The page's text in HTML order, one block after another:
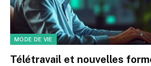
MODE DE VIE
Télétravail et nouvelles